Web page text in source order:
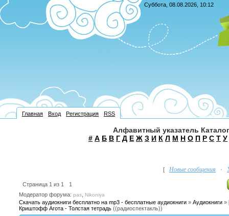
Суббота, 08.08.2026, 10:12
Главная Вход Регистрация RSS
Алфавитный указатель
# А Б В Г Д Е Ж З И К Л М Н О П Р С Т У
[ Новые сообщения ·
Страница 1 из 1
1
Модератор форума: pas Nikoniya
Скачать аудиокниги бесплатно на mp3 - бесплатные аудиокниги » Аудиокниги »
Криштофф Агота - Толстая тетрадь ((радиоспектакль))